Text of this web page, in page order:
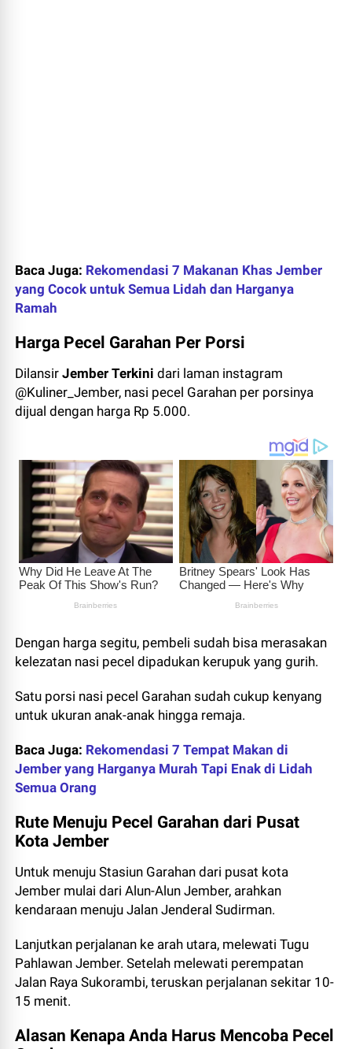
Baca Juga: Rekomendasi 7 Makanan Khas Jember
yang Cocok untuk Semua Lidah dan Harganya
Ramah
Harga Pecel Garahan Per Porsi
DilansirJember Terkini dari laman instagram
@Kuliner_Jember, nasi pecel Garahan per porsinya
dijual dengan harga Rp 5.000.
Dengan harga segitu, pembeli sudah bisa merasakan
kelezatan nasi pecel dipadukan kerupuk yang gurih.
Satu porsi nasi pecel Garahan sudah cukup kenyang
untuk ukuran anak-anak hingga remaja.
Baca Juga: Rekomendasi 7 Tempat Makan di
Jember yang Harganya Murah Tapi Enak di Lidah
Semua Orang
Rute Menuju Pecel Garahan dari Pusat
Kota Jember
Untuk menuju Stasiun Garahan dari pusat kota
Jember mulai dari Alun-Alun Jember, arahkan
kendaraan menuju Jalan Jenderal Sudirman.
Lanjutkan perjalanan ke arah utara, melewati Tugu
Pahlawan Jember. Setelah melewati perempatan
Jalan Raya Sukorambi, teruskan perjalanan sekitar 10-
15 menit.
Alasan Kenapa Anda Harus Mencoba Pecel